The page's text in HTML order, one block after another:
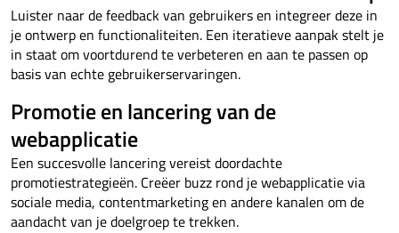
Luister naar de feedback van gebruikers en integreer deze in
je ontwerp en functionaliteiten. Een iteratieve aanpak stelt je
in staat om voortdurend te verbeteren en aan te passen op
basis van echte gebruikerservaringen.
Promotie en lancering van de
webapplicatie
Een succesvolle lancering vereist doordachte
promotiestrategieën. Creëer buzz rond je webapplicatie via
sociale media, contentmarketing en andere kanalen om de
aandacht van je doelgroep te trekken.